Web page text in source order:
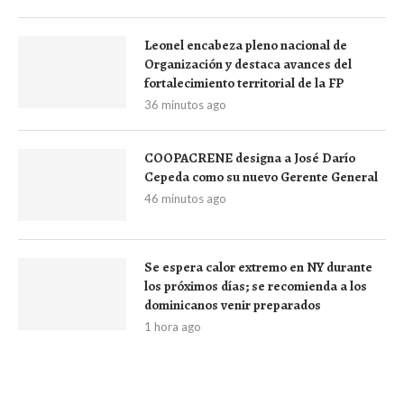
Leonel encabeza pleno nacional de
Organización y destaca avances del
fortalecimiento territorial de la FP
36 minutos ago
COOPACRENE designa a José Darío
Cepeda como su nuevo Gerente General
46 minutos ago
Se espera calor extremo en NY durante
los próximos días; se recomienda a los
dominicanos venir preparados
1 hora ago